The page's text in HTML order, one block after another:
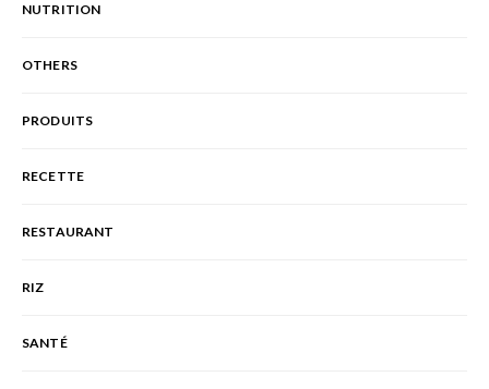
NUTRITION
OTHERS
PRODUITS
RECETTE
RESTAURANT
RIZ
SANTÉ